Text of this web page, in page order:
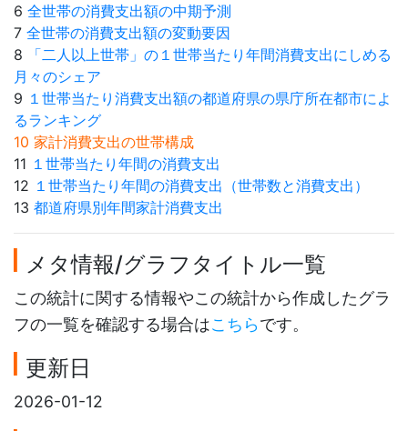
6 全世帯の消費支出額の中期予測
7 全世帯の消費支出額の変動要因
8
「二人以上世帯」の１世帯当たり年間消費支出にしめる
月々のシェア
9 １世帯当たり消費支出額の都道府県の県庁所在都市によ
るランキング
10 家計消費支出の世帯構成
11 １世帯当たり年間の消費支出
12 １世帯当たり年間の消費支出（世帯数と消費支出）
13 都道府県別年間家計消費支出
メタ情報/グラフタイトル一覧
この統計に関する情報やこの統計から作成したグラ
フの一覧を確認する場合はこちらです。
更新日
2026-01-12